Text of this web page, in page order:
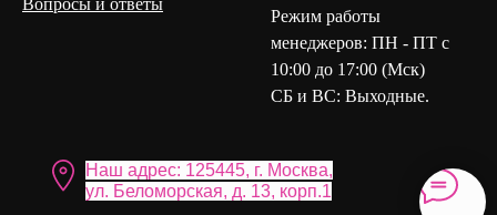
Вопросы и ответы
Режим работы
менеджеров: ПН - ПТ с
10:00 до 17:00 (Мск)
СБ и ВС: Выходные.
Наш адрес: 125445, г. Москва,
ул. Бело морская, д. 13, корп.1